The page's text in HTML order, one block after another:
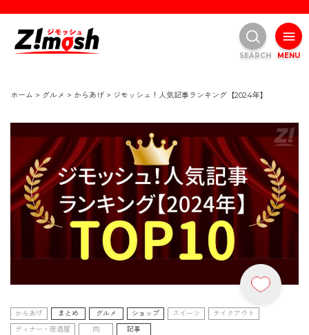
ホーム > グルメ > からあげ > ジモッシュ！人気記事ランキング【2024年】
からあげ まとめ グルメ ショップ スイーツ
テイクアウト
ディナー・居酒屋
肉 記事
MENU
SEARCH